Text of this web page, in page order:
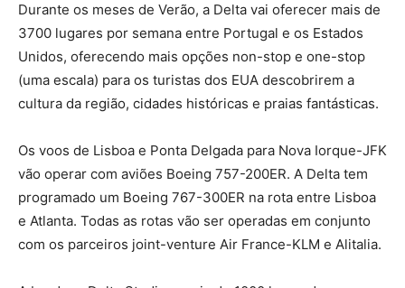
Durante os meses de Verão, a Delta vai oferecer mais de
3700 lugares por semana entre Portugal e os Estados
Unidos, oferecendo mais opções non-stop e one-stop
(uma escala) para os turistas dos EUA descobrirem a
cultura da região, cidades históricas e praias fantásticas.
Os voos de Lisboa e Ponta Delgada para Nova Iorque-JFK
vão operar com aviões Boeing 757-200ER. A Delta tem
programado um Boeing 767-300ER na rota entre Lisboa
e Atlanta. Todas as rotas vão ser operadas em conjunto
com os parceiros joint-venture Air France-KLM e Alitalia.